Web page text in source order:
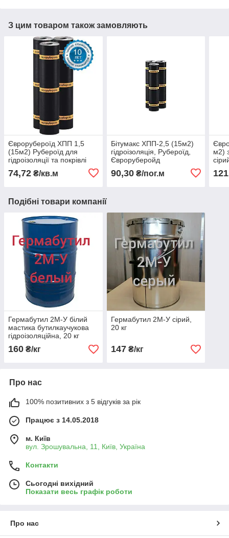
З цим товаром також замовляють
Єврорубероїд ХПП 1,5
(15м2) Рубероїд для
гідроізоляції та покрівлі
74,72 ₴/кв.м
Бітумакс ХПП-2,5 (15м2)
гідроізоляція, Рубероїд,
Євроруберойд
90,30₴/пог.м
м2)
121
Подібні товари компанії
Гермабутил 2М-У білий
мастика бутилкаучукова
гідроізоляційна, 20 кг
160 ₴/кг
Гермабутил 2М-У сірий,
20 кг
147₴/кг
Про нас
100% позитивних з 5 відгуків за рік
Працює з 14.05.2018
м. Київ
вул. Зрошувальна, 11, Київ, Україна
Контакти
Сьогодні вихідний
Показати весь графік роботи
Про нас